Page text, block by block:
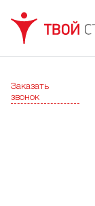
Заказать
звонок